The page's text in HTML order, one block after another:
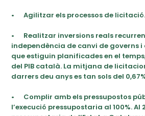
• Agilitzar els processos de licitació.
•
Realitzar inversions reals
independència de canvi de governs i
que estiguin planificades en el
del PIB català. La mitjana de
darrers deu anys es tan sols del
•
Complir amb els pressupostos
l’execució pressupostaria al 100%. Al